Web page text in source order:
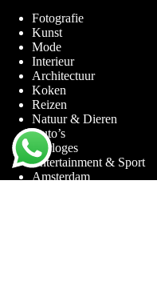
Fotografie
Kunst
Mode
Interieur
Architectuur
Koken
Reizen
Natuur & Dieren
Auto’s
Horloges
Entertainment & Sport
Amsterdam